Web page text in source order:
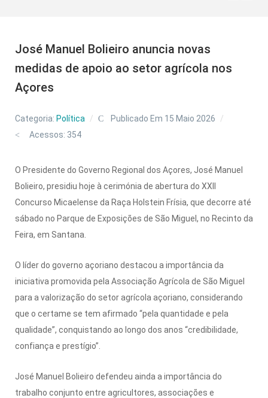
José Manuel Bolieiro anuncia novas
medidas de apoio ao setor agrícola nos
Açores
Categoria: Política
Publicado Em 15 Maio 2026
Acessos: 354
O Presidente do Governo Regional dos Açores, José Manuel
Bolieiro, presidiu hoje à cerimónia de abertura do XXII
Concurso Micaelense da Raça Holstein Frísia, que decorre até
sábado no Parque de Exposições de São Miguel, no Recinto da
Feira, em Santana.
O líder do governo açoriano destacou a importância da
iniciativa promovida pela Associação Agrícola de São Miguel
para a valorização do setor agrícola açoriano, considerando
que o certame se tem afirmado “pela quantidade e pela
qualidade”, conquistando ao longo dos anos “credibilidade,
confiança e prestígio”.
José Manuel Bolieiro defendeu ainda a importância do
trabalho conjunto entre agricultores, associações e